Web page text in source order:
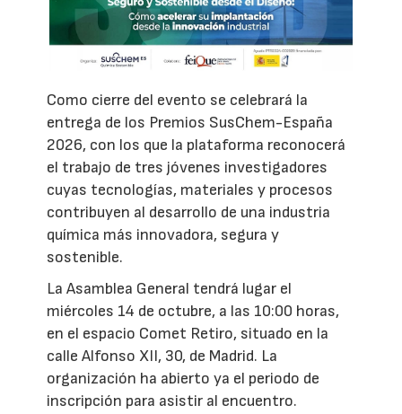
Como cierre del evento se celebrará la
entrega de los Premios SusChem-España
2026, con los que la plataforma reconocerá
el trabajo de tres jóvenes investigadores
cuyas tecnologías, materiales y procesos
contribuyen al desarrollo de una industria
química más innovadora, segura y
sostenible.
La Asamblea General tendrá lugar el
miércoles 14 de octubre, a las 10:00 horas,
en el espacio Comet Retiro, situado en la
calle Alfonso XII, 30, de Madrid. La
organización ha abierto ya el periodo de
inscripción para asistir al encuentro.